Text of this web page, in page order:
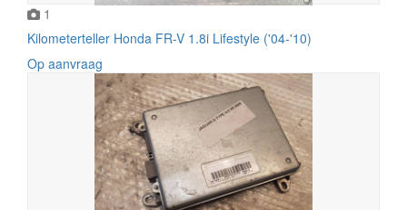
1
Kilometerteller Honda FR-V 1.8i Lifestyle ('04-'10)
Op aanvraag